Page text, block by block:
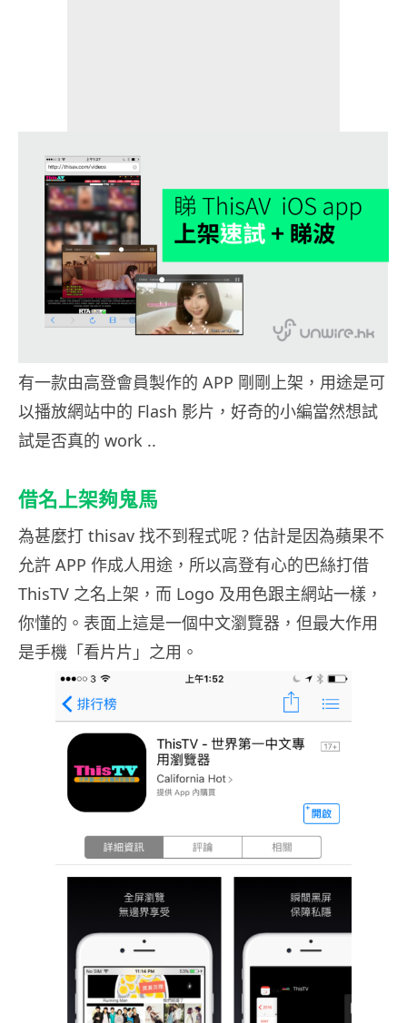
有一款由高登會員製作的 APP 剛剛上架，用途是可
以播放網站中的 Flash 影片，好奇的小編當然想試
試是否真的 work ..
借名上架夠鬼馬
為甚麼打 thisav 找不到程式呢 ? 估計是因為蘋果不
允許 APP 作成人用途，所以高登有心的巴絲打借
ThisTV 之名上架，而 Logo 及用色跟主網站一樣，
你懂的。表面上這是一個中文瀏覽器，但最大作用
是手機「看片片」之用。